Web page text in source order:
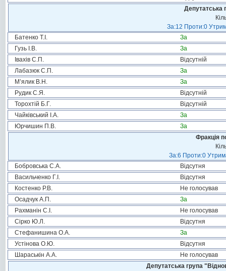
Депутатська
За:12 Проти:0
Батенко Т.І.
За
Гузь І.В.
За
Івахів С.П.
Відсутній
Лабазюк С.П.
За
М’ялик В.Н.
За
Рудик С.Я.
Відсутній
Торохтій Б.Г.
Відсутній
Чайківський І.А.
За
Юрчишин П.В.
За
Фракція
За:6 Проти:0
Бобровська С.А.
Відсутня
Васильченко Г.І.
Відсутня
Костенко Р.В.
Не голосував
Осадчук А.П.
За
Рахманін С.І.
Не голосував
Сірко Ю.Л.
Відсутня
Стефанишина О.А.
За
Устінова О.Ю.
Відсутня
Шараськін А.А.
Не голосував
Депутатська група